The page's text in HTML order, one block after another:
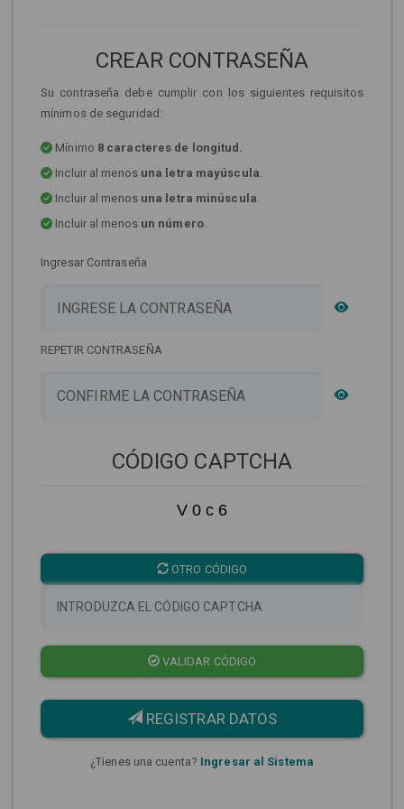
CREAR CONTRASEÑA
Su contraseña debe cumplir con los siguientes requisitos
mínimos de seguridad:
Mínimo 8 caracteres de longitud.
Incluir al menos una letra mayúscula.
Incluir al menos una letra minúscula.
Incluir al menos un número.
Ingresar Contraseña
REPETIR CONTRASEÑA
CÓDIGO CAPTCHA
V 0 c 6
OTRO CÓDIGO
VALIDAR CÓDIGO
REGISTRAR DATOS
¿Tienes una cuenta? Ingresar al Sistema